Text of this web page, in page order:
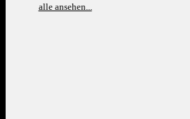
alle ansehen...